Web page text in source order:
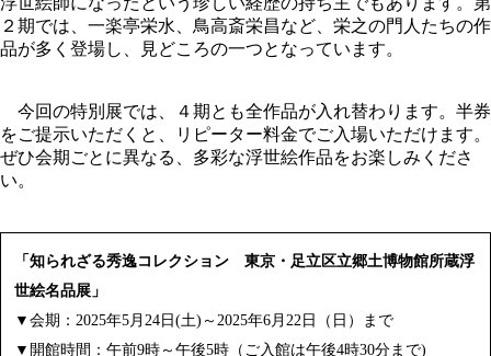
２期では、一楽亭栄水、鳥高斎栄昌など、栄之の門人たちの作
品が多く登場し、見どころの一つとなっています。
今回の特別展では、４期とも全作品が入れ替わります。半券
をご提示いただくと、リピーター料金でご入場いただけます。
ぜひ会期ごとに異なる、多彩な浮世絵作品をお楽しみくださ
い。
「知られざる秀逸コレクション 東京・足立区立郷土博物館所蔵浮
世絵名品展」
▼会期：2025年5月24日(土)～2025年6月22日（日）まで
▼開館時間：午前9時～午後5時（ご入館は午後4時30分まで)